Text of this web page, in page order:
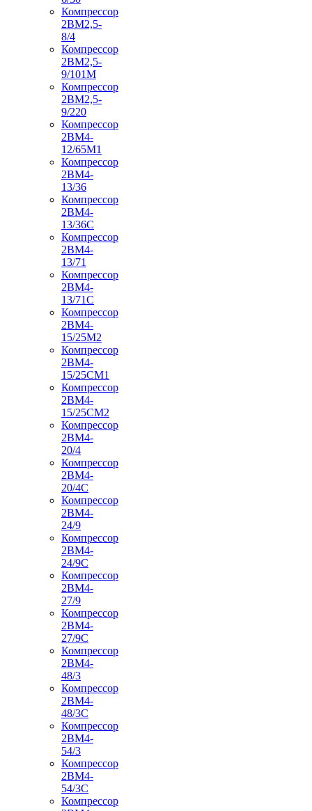
Компрессор
2ВМ2,5-
8/4
Компрессор
2ВМ2,5-
9/101М
Компрессор
2ВМ2,5-
9/220
Компрессор
2ВМ4-
12/65М1
Компрессор
2ВМ4-
13/36
Компрессор
2ВМ4-
13/36С
Компрессор
2ВМ4-
13/71
Компрессор
2ВМ4-
13/71С
Компрессор
2ВМ4-
15/25М2
Компрессор
2ВМ4-
15/25СМ1
Компрессор
2ВМ4-
15/25СМ2
Компрессор
2ВМ4-
20/4
Компрессор
2ВМ4-
20/4С
Компрессор
2ВМ4-
24/9
Компрессор
2ВМ4-
24/9С
Компрессор
2ВМ4-
27/9
Компрессор
2ВМ4-
27/9С
Компрессор
2ВМ4-
48/3
Компрессор
2ВМ4-
48/3С
Компрессор
2ВМ4-
54/3
Компрессор
2ВМ4-
54/3С
Компрессор